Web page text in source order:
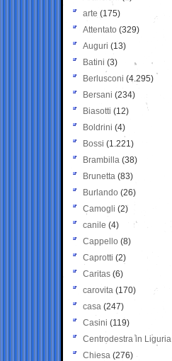
arte (175)
Attentato (329)
Auguri (13)
Batini (3)
Berlusconi (4.295)
Bersani (234)
Biasotti (12)
Boldrini (4)
Bossi (1.221)
Brambilla (38)
Brunetta (83)
Burlando (26)
Camogli (2)
canile (4)
Cappello (8)
Caprotti (2)
Caritas (6)
carovita (170)
casa (247)
Casini (119)
Centrodestra in Liguria
Chiesa (276)